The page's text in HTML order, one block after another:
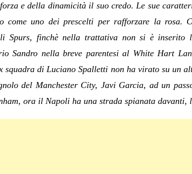
e della dinamicità il suo credo. Le sue
come uno dei prescelti per rafforzare la rosa.
Spurs, finchè nella trattativa non si è
Sandro nella breve parentesi al White Hart
squadra di Luciano Spalletti non ha virato su un
del Manchester City, Javi Garcia, ad un
ora il Napoli ha una strada spianata davanti,